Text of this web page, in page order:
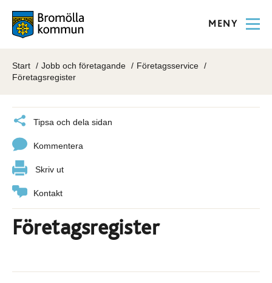
MENY
Start Jobb och företagande
Företagsservice
Företagsregister
Tipsa och dela sidan
Kommentera
Skriv ut
Kontakt
Företagsregister